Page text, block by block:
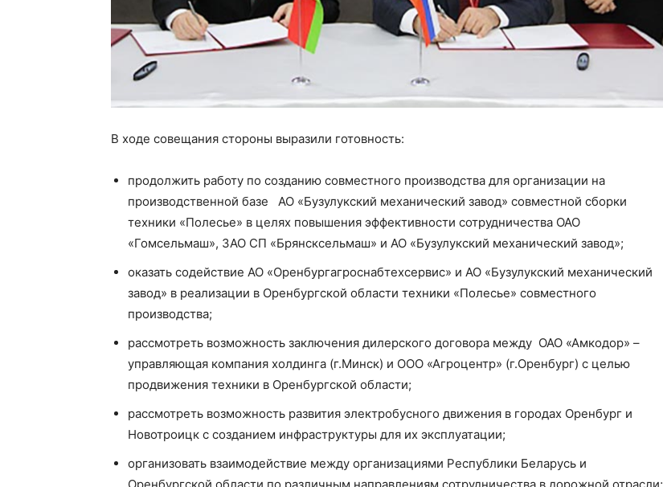
В ходе совещания стороны выразили готовность:
продолжить работу по созданию совместного производства для организации на
производственной базе АО «Бузулукский механический завод» совместной сборки
техники «Полесье» в целях повышения эффективности сотрудничества ОАО
«Гомсельмаш», ЗАО СП «Брянсксельмаш» и АО «Бузулукский механический завод»;
оказать содействие АО «Оренбургагроснабтехсервис» и АО «Бузулукский механический
завод» в реализации в Оренбургской области техники «Полесье» совместного
производства;
рассмотреть возможность заключения дилерского договора между ОАО «Амкодор» –
управляющая компания холдинга (г.Минск) и ООО «Агроцентр» (г.Оренбург) с целью
продвижения техники в Оренбургской области;
рассмотреть возможность развития электробусного движения в городах Оренбург и
Новотроицк с созданием инфраструктуры для их эксплуатации;
организовать взаимодействие между организациями Республики Беларусь и
Оренбургской области по различным направлениям сотрудничества в дорожной отрасли;